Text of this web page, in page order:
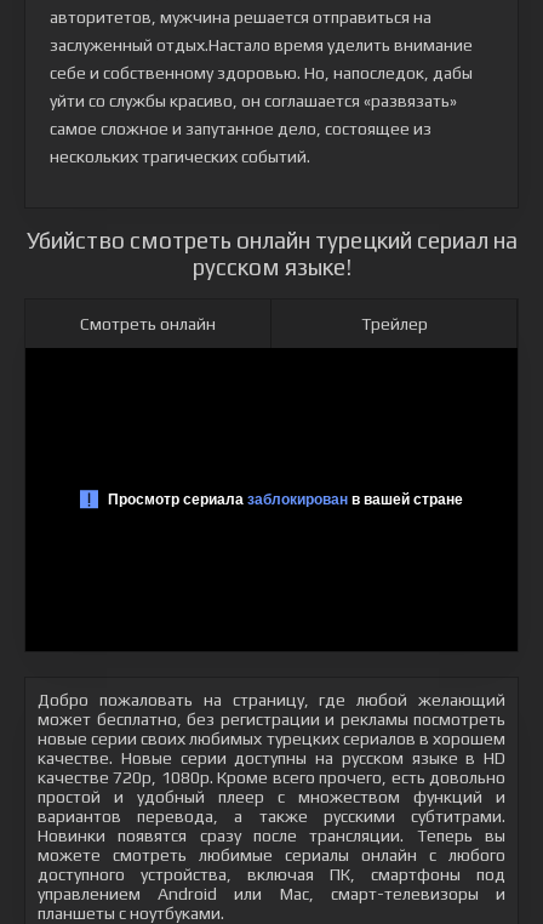
авторитетов, мужчина решается отправиться на
заслуженный отдых.Настало время уделить внимание
себе и собственному здоровью. Но, напоследок, дабы
уйти со службы красиво, он соглашается «развязать»
самое сложное и запутанное дело, состоящее из
нескольких трагических событий.
Убийство смотреть онлайн турецкий сериал на
русском языке!
Смотреть онлайн Трейлер
Добро пожаловать на страницу, где любой желающий
может бесплатно, без регистрации и рекламы посмотреть
новые серии своих любимых турецких сериалов в хорошем
качестве. Новые серии доступны на русском языке в HD
качестве 720p, 1080p. Кроме всего прочего, есть довольно
простой и удобный плеер с множеством функций и
вариантов перевода, а также русскими субтитрами.
Новинки появятся сразу после трансляции. Теперь вы
можете смотреть любимые сериалы онлайн с любого
доступного устройства, включая ПК, смартфоны под
управлением Android или Mac, смарт-телевизоры и
планшеты с ноутбуками.